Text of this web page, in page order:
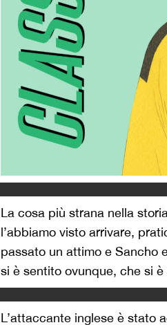
La cosa più strana nella
l’abbiamo visto arrivare,
passato un attimo e Sancho
si è sentito ovunque, che si
L’attaccante inglese è stato